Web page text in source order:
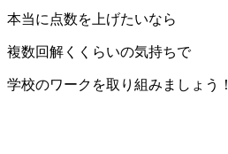
本当に点数を上げたいなら
複数回解くくらいの気持ちで
学校のワークを取り組みましょう！